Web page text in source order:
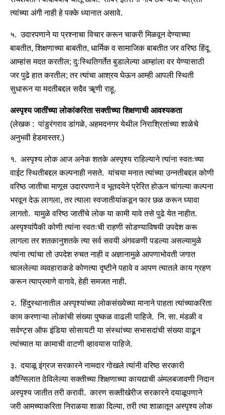
त्यांच्या अंगी नाही हे पक्के ध्यानात असावे.
५. उदारपणाने या प्रश्नाचा विचार करून चाकरी मिळवून देण्याच्या
बाबतीत, शिक्षणाच्या बाबतीत, धार्मिक व सामाजिक बाबतीत जर वरिष्ठ हिंदू
आम्हांस मदत करतील; दुःस्थितिगर्तेत बुडालेल्या आम्हांला वर येण्यासाठी
जर पुढे हात करतील; तर त्यांचा आश्रय घेऊन आम्ही आपली स्थिती
सुधारून या मदतीबद्दल सदैव ॠणी राहू.
अस्पृश्य जातींच्या लोकांकरिता सक्तीच्या शिक्षणाची आवश्यकता
(लेखक : पांडुरंगराव डांगळे, अहमदनगर येथील निराश्रितांच्या शाळेचे
अनुभवी हेडमास्तर.)
१. अस्पृश्य लोक आज अनेक शतके अस्पृश्य राहिल्याने त्यांना स्वतःच्या
वाईट स्थितीबद्दल कल्पनाही नसते. यांचया मनात त्यांच्या उन्नतीबद्दल कोणी
वरिष्ठ जातीचा माणूस उदारपणाने व भूतदयेने प्रेरित होऊन चांगल्या कल्पना
भरवून देऊ लागला, तर त्याला स्वजातीयांकडून फार छळ करून घ्यावा
लागतो. यामुळे वरिष्ठ जातींचे लोक या कामी यावे तसे पुढे येत नाहीत.
अस्पृश्यांपैकी कोणी त्यांना स्वतःची राहणी सोडण्याविषयी उपदेश करू
लागला तर शतकानुशतके त्या सर्व सवयी अंगवळणी पडल्या असल्यामुळे
त्यांना त्यांचा तो उपदेश रुचत नाही व अज्ञानामुळे आपणाभोवती जगात
चाललेल्या व्यवहाराकडे कोणत्या दृष्टीने पहावे व आपण त्यातले काय ग्रहण
करून त्याप्रमाणे वागावे, हेही समजत नाही.
२. हिंदुस्थानातील अस्पृश्यांच्या लोकसंख्येच्या मानाने पाहता त्यांच्याकरिता
काम करणाऱ्या लोकांची संख्या पुष्कळ वाढली पाहिजे. नि. सा. मंडळी व
सर्वण्ट्स ऑफ इंडिया सोसायटी या संस्थांच्या सभासदांची संख्या वाढून
त्यांच्यात या कामाची वाटणी व्हावयास पाहिजे.
३. दयाळू इंग्रज सरकारने नामदार गोखले त्यांनी वरिष्ठ सरकारी
कौन्सिलात ठेविलेल्या सक्तीच्या शिक्षणाच्या कायद्याची अंमलबजावणी निदान
अस्पृश्य जातीत तरी करावी. कारण सक्तीखेरीज सरकारने दयाळूपणाने
जरी आमच्याकरिता निराळया शाळा दिल्या, तरी त्या शाळातून अस्पृश्य लोक